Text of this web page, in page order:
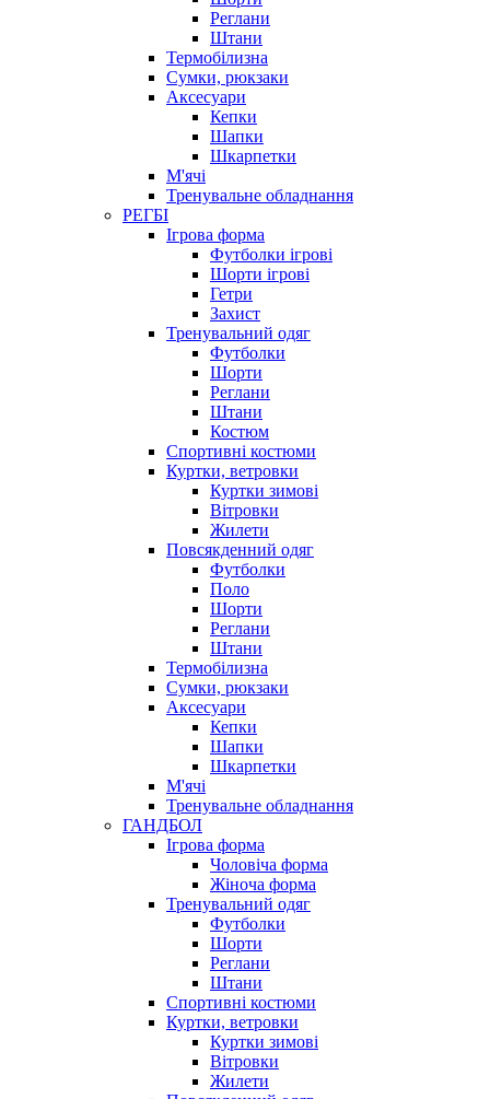
Реглани
Штани
Термобілизна
Сумки, рюкзаки
Аксесуари
Кепки
Шапки
Шкарпетки
М'ячі
Тренувальне обладнання
РЕГБІ
Ігрова форма
Футболки ігрові
Шорти ігрові
Гетри
Захист
Тренувальний одяг
Футболки
Шорти
Реглани
Штани
Костюм
Спортивні костюми
Куртки, ветровки
Куртки зимові
Вітровки
Жилети
Повсякденний одяг
Футболки
Поло
Шорти
Реглани
Штани
Термобілизна
Сумки, рюкзаки
Аксесуари
Кепки
Шапки
Шкарпетки
М'ячі
Тренувальне обладнання
ГАНДБОЛ
Ігрова форма
Чоловіча форма
Жіноча форма
Тренувальний одяг
Футболки
Шорти
Реглани
Штани
Спортивні костюми
Куртки, ветровки
Куртки зимові
Вітровки
Жилети